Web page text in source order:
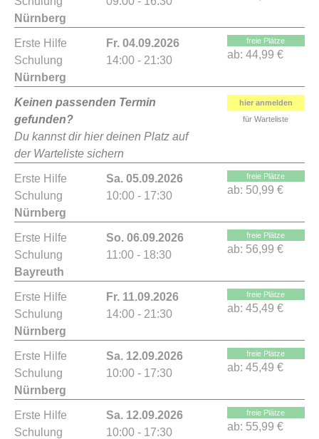
Nürnberg
Erste Hilfe
Schulung
Nürnberg
Fr. 04.09.2026
14:00 - 21:30
freie Plätze
ab: 44,99 €
Keinen passenden Termin
gefunden?
Du kannst dir hier deinen Platz auf
der Warteliste sichern
hier anmelden
für Warteliste
Erste Hilfe
Schulung
Nürnberg
Sa. 05.09.2026
10:00 - 17:30
freie Plätze
ab: 50,99 €
Erste Hilfe
Schulung
Bayreuth
So. 06.09.2026
11:00 - 18:30
freie Plätze
ab: 56,99 €
Erste Hilfe
Schulung
Nürnberg
Fr. 11.09.2026
14:00 - 21:30
freie Plätze
ab: 45,49 €
Erste Hilfe
Schulung
Nürnberg
Sa. 12.09.2026
10:00 - 17:30
freie Plätze
ab: 45,49 €
Erste Hilfe
Schulung
Sa. 12.09.2026
10:00 - 17:30
freie Plätze
ab: 55,99 €